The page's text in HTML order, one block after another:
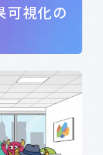
可視化の